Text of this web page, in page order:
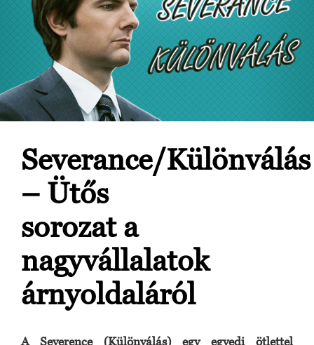
Severance/Különválás
– Ütős
sorozat a
nagyvállalatok
árnyoldaláról
A Severence (Különválás) egy egyedi ötlettel